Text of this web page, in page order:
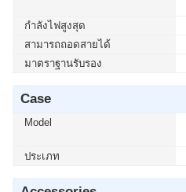
กำลังไฟสูงสุด
สามารถถอดสายได้
มาตราฐานรับรอง
Case
Model
ประเภท